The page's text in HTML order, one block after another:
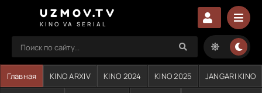
UZMOV.TV
KINO VA SERIAL
Главная KINO ARXIV KINO 2024 KINO 2025 JANGARI KINO